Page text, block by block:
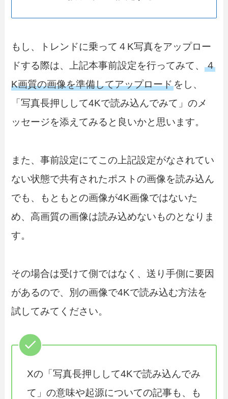
もし、トレンドに乗って４K写真をアップロー
ドする際は、上記本事前設定を行ってみて、４
K画質の画像を準備してアップロードをし、
「写真長押しして4Kで読み込んでみて」のメ
ッセージを添えてみると良いかと思います。
また、事前設定にてこの上記設定がなされてい
ない状態で共有されたポストの画像を読み込ん
でも、もともとの画像が4K画像ではないた
め、高画質の画像は読み込めないものとなりま
す。
その場合は受けて側ではなく、送り手側に要因
があるので、別の画像で4Kで読み込む方法を
試してみてください。
Xの「写真長押しして4Kで読み込んでみ
て」の意味や起源についての記事も、も